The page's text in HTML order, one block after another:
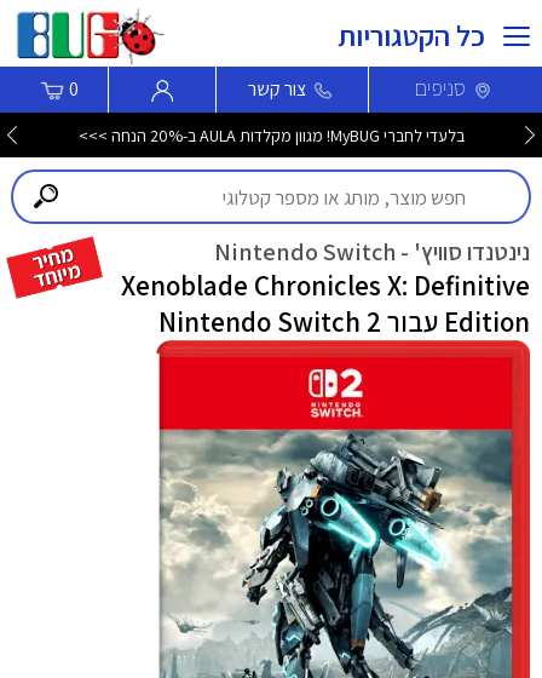
כל הקטגוריות
סניפים צור קשר 0
בלעדי לחברי MyBUG! מגוון מקלדות AULA ב-20% הנחה >>>
נינטנדו סוויץ' - Nintendo Switch
Xenoblade Chronicles X: Definitive
Edition עבור Nintendo Switch 2